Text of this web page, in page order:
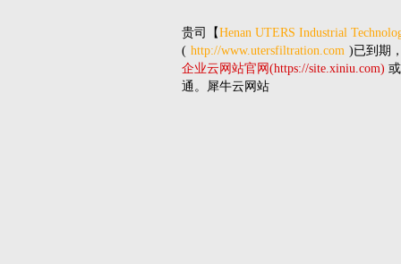
贵司 【Henan UTERS Industrial
( http://www.utersfiltration.com )已到期
企业云网站官网(https://site.xiniu.com)
通。犀牛云网站